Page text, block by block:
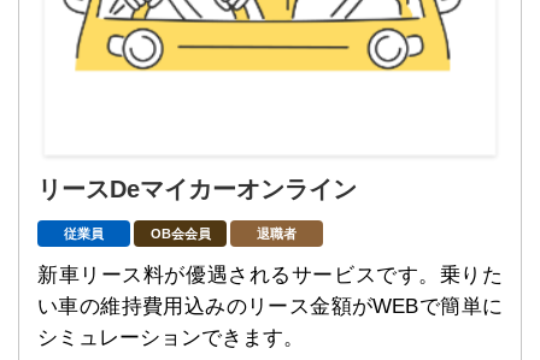
リースDeマイカーオンライン
従業員 OB会会員 退職者
新車リース料が優遇されるサービスです。乗りた
い車の維持費用込みのリース金額がWEBで簡単に
シミュレーションできます。